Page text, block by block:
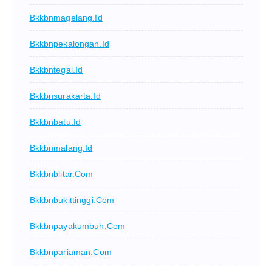
Bkkbnmagelang.id
Bkkbnpekalongan.id
Bkkbntegal.id
Bkkbnsurakarta.id
Bkkbnbatu.id
Bkkbnmalang.id
Bkkbnblitar.com
Bkkbnbukittinggi.com
Bkkbnpayakumbuh.com
Bkkbnpariaman.com